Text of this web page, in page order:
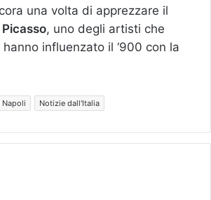
una volta di apprezzare il
, uno degli artisti che
influenzato il ‘900 con la
Napoli Notizie dall'Italia